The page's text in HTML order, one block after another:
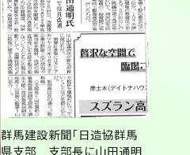
群馬建設新聞「日造協群馬
県支部 支部長に山田通明